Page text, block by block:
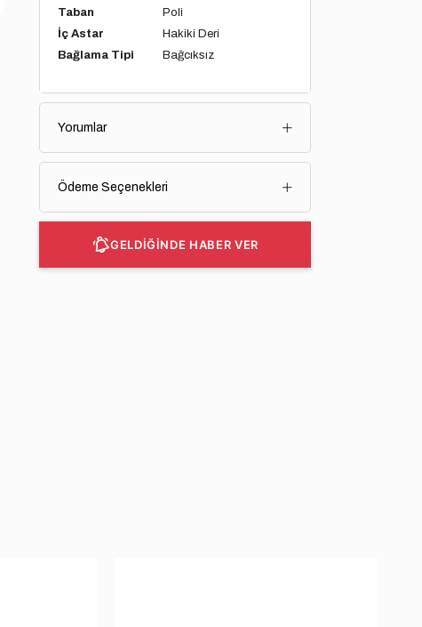
Taban
Poli
İç Astar
Hakiki Deri
Bağlama Tipi
Bağcıksız
Yorumlar
Ödeme Seçenekleri
GELDİĞİNDE HABER VER